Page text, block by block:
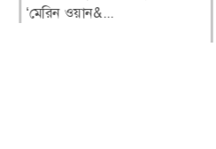
‘মেরিন ওয়ান&...
সুন্দরবনের জীববৈচিত্র্য